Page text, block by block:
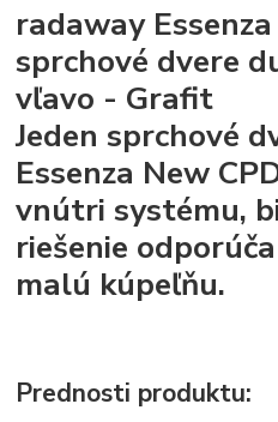
radaway
sprchové dvere
vľavo - Grafit
Jeden sprchové
Essenza New
vnútri systému,
riešenie
malú kúpeľňu.
Prednosti produktu: